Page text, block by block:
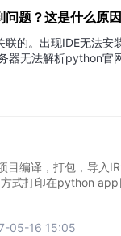
题？这是什么原因
的。出现IDE无法安
无法解析python官
编译，打包，导入
式打印在python app
05-16 15:05